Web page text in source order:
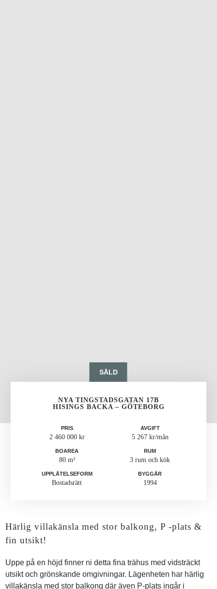
SÅLD
NYA TINGSTADSGATAN 17B
HISINGS BACKA – GÖTEBORG
PRIS
2 460 000 kr
AVGIFT
5 267 kr/mån
BOAREA
80 m²
RUM
3 rum och kök
UPPLÅTELSEFORM
Bostadsrätt
BYGGÅR
1994
Härlig villakänsla med stor balkong, P -plats &
fin utsikt!
Uppe på en höjd finner ni detta fina trähus med vidsträckt
utsikt och grönskande omgivningar. Lägenheten har härlig
villakänsla med stor balkong där även P-plats ingår i